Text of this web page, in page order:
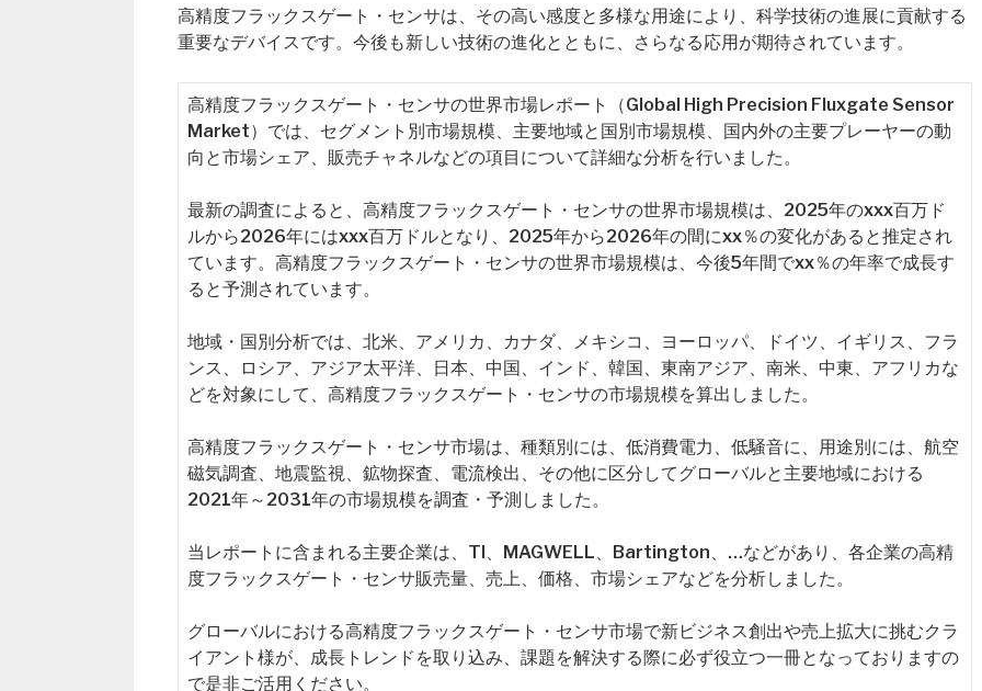
高精度フラックスゲート・センサは、その高い感度と多様な用途により、科学技術の進展に貢献する
重要なデバイスです。今後も新しい技術の進化とともに、さらなる応用が期待されています。
高精度フラックスゲート・センサの世界市場レポート（Global High Precision Fluxgate Sensor
Market）では、セグメント別市場規模、主要地域と国別市場規模、国内外の主要プレーヤーの動
向と市場シェア、販売チャネルなどの項目について詳細な分析を行いました。
最新の調査によると、高精度フラックスゲート・センサの世界市場規模は、2025年のxxx百万ド
ルから2026年にはxxx百万ドルとなり、2025年から2026年の間にxx％の変化があると推定され
ています。高精度フラックスゲート・センサの世界市場規模は、今後5年間でxx％の年率で成長す
ると予測されています。
地域・国別分析では、北米、アメリカ、カナダ、メキシコ、ヨーロッパ、ドイツ、イギリス、フラ
ンス、ロシア、アジア太平洋、日本、中国、インド、韓国、東南アジア、南米、中東、アフリカな
どを対象にして、高精度フラックスゲート・センサの市場規模を算出しました。
高精度フラックスゲート・センサ市場は、種類別には、低消費電力、低騒音に、用途別には、航空
磁気調査、地震監視、鉱物探査、電流検出、その他に区分してグローバルと主要地域における
2021年～2031年の市場規模を調査・予測しました。
当レポートに含まれる主要企業は、TI、MAGWELL、Bartington、…などがあり、各企業の高精
度フラックスゲート・センサ販売量、売上、価格、市場シェアなどを分析しました。
グローバルにおける高精度フラックスゲート・センサ市場で新ビジネス創出や売上拡大に挑むクラ
イアント様が、成長トレンドを取り込み、課題を解決する際に必ず役立つ一冊となっておりますの
で是非ご活用ください。